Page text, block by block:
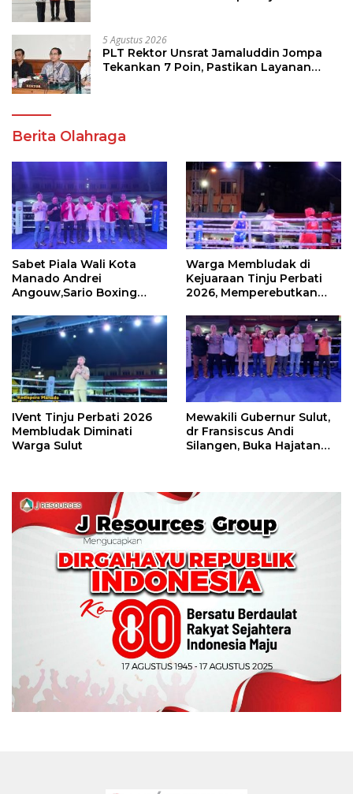
5 Agustus 2026
PLT Rektor Unsrat Jamaluddin Jompa
Tekankan 7 Poin, Pastikan Layanan
Berita Olahraga
Sabet Piala Wali Kota
Manado Andrei
Angouw,Sario Boxing
Perbati 2026
Warga Membludak di
Kejuaraan Tinju Perbati
2026, Memperebutkan
IVent Tinju Perbati 2026
Membludak Diminati
Warga Sulut
Mewakili Gubernur Sulut,
dr Fransiscus Andi
Silangen, Buka Hajatan